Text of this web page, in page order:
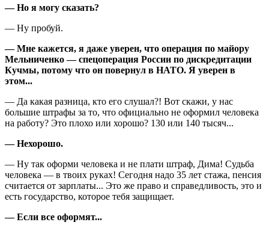
— Но я могу сказать?
— Ну пробуй.
— Мне кажется, я даже уверен, что операция по майору
Мельниченко — спецоперация России по дискредитации
Кучмы, потому что он повернул в НАТО. Я уверен в
этом...
— Да какая разница, кто его слушал?! Вот скажи, у нас
большие штрафы за то, что официально не оформил человека
на работу? Это плохо или хорошо? 130 или 140 тысяч...
— Нехорошо.
— Ну так оформи человека и не плати штраф, Дима! Судьба
человека — в твоих руках! Сегодня надо 35 лет стажа, пенсия
считается от зарплаты... Это же право и справедливость, это и
есть государство, которое тебя защищает.
— Если все оформят...